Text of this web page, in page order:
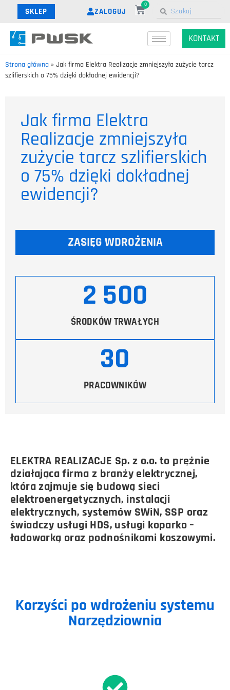
SKLEP ZALOGUJ
0
KONTAKT
Strona główna » Jak firma Elektra Realizacje zmniejszyła zużycie tarcz
szlifierskich o 75% dzięki dokładnej ewidencji?
Jak firma Elektra
Realizacje zmniejszyła
zużycie tarcz szlifierskich
o 75% dzięki dokładnej
ewidencji?
ZASIĘG WDROŻENIA
ŚRODKÓW TRWAŁYCH
2 500
PRACOWNIKÓW
30
ELEKTRA REALIZACJE Sp. z o.o. to prężnie
działająca firma z branży elektrycznej,
która zajmuje się budową sieci
elektroenergetycznych, instalacji
elektrycznych, systemów SWiN, SSP oraz
świadczy usługi HDS, usługi koparko –
ładowarką oraz podnośnikami koszowymi.
Korzyści po wdrożeniu systemu
Narzędziownia